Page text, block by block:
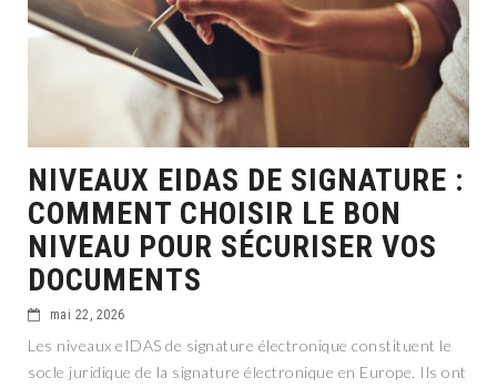
NIVEAUX EIDAS DE SIGNATURE :
COMMENT CHOISIR LE BON
NIVEAU POUR SÉCURISER VOS
DOCUMENTS
mai 22, 2026
Les niveaux eIDAS de signature électronique constituent le
socle juridique de la signature électronique en Europe. Ils ont